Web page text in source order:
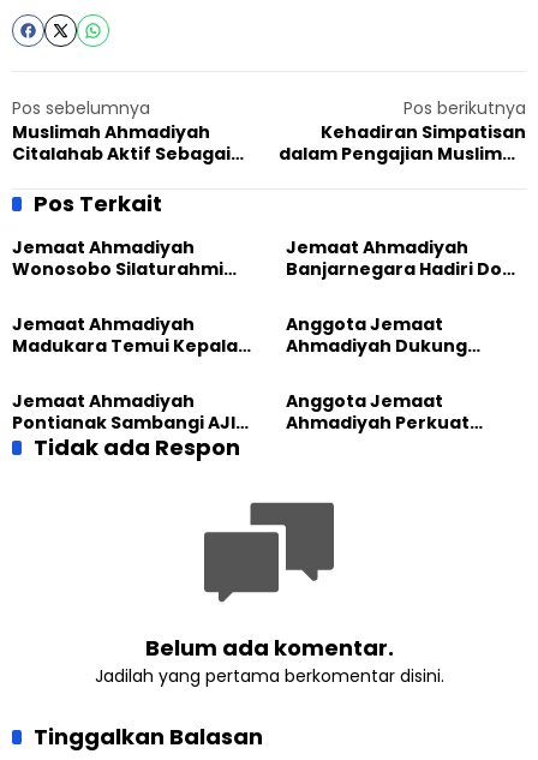
Pos sebelumnya
Muslimah Ahmadiyah
Citalahab Aktif Sebagai
Pos berikutnya
Kehadiran Simpatisan
dalam Pengajian Muslimah
Pos Terkait
Jemaat Ahmadiyah
Wonosobo Silaturahmi
GPdI Eben Haezer
Jemaat Ahmadiyah
Banjarnegara Hadiri Doa
Nyadran Warga
Jemaat Ahmadiyah
Madukara Temui Kepala
Komitmen Jaga
Kerukunan
Anggota Jemaat
Ahmadiyah Dukung
Kolaborasi Klinik KBB DIY
Jemaat Ahmadiyah
Pontianak Sambangi AJI,
Bahas Kolaborasi Positif
Anggota Jemaat
Ahmadiyah Perkuat
Yogyakarta
Tidak ada Respon
Belum ada komentar.
Jadilah yang pertama berkomentar disini.
Tinggalkan Balasan